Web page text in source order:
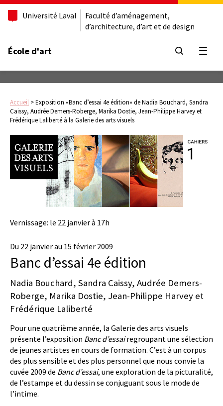
Université Laval
Faculté d’aménagement,
d’architecture, d’art et de design
École d'art
Accueil >Exposition «Banc d’essai 4e édition» de Nadia Bouchard, Sandra
Caissy, Audrée Demers-Roberge, Marika Dostie, Jean-Philippe Harvey et
Frédérique Laliberté à la Galerie des arts visuels
Vernissage: le 22 janvier à 17h
Du 22 janvier au 15 février 2009
Banc d’essai 4e édition
Nadia Bouchard, Sandra Caissy, Audrée Demers-
Roberge, Marika Dostie, Jean-Philippe Harvey et
Frédérique Laliberté
Pour une quatrième année, la Galerie des arts visuels
présente l’exposition Banc d’essairegroupant une sélection
de jeunes artistes en cours de formation. C’est à un corpus
des plus sensible et des plus personnel que nous convie la
cuvée 2009 de Banc d’essai, une exploration de la picturalité,
de l’estampe et du dessin se conjuguant sous le mode de
l’intime.